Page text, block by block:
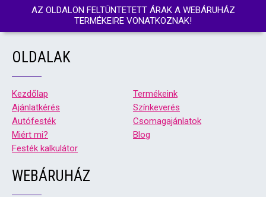
AZ OLDALON FELTÜNTETETT ÁRAK A WEBÁRUHÁZ
TERMÉKEIRE VONATKOZNAK!
OLDALAK
Kezdőlap
Termékeink
Ajánlatkérés
Színkeverés
Autófesték
Csomagajánlatok
Miért mi?
Blog
Festék kalkulátor
WEBÁRUHÁZ